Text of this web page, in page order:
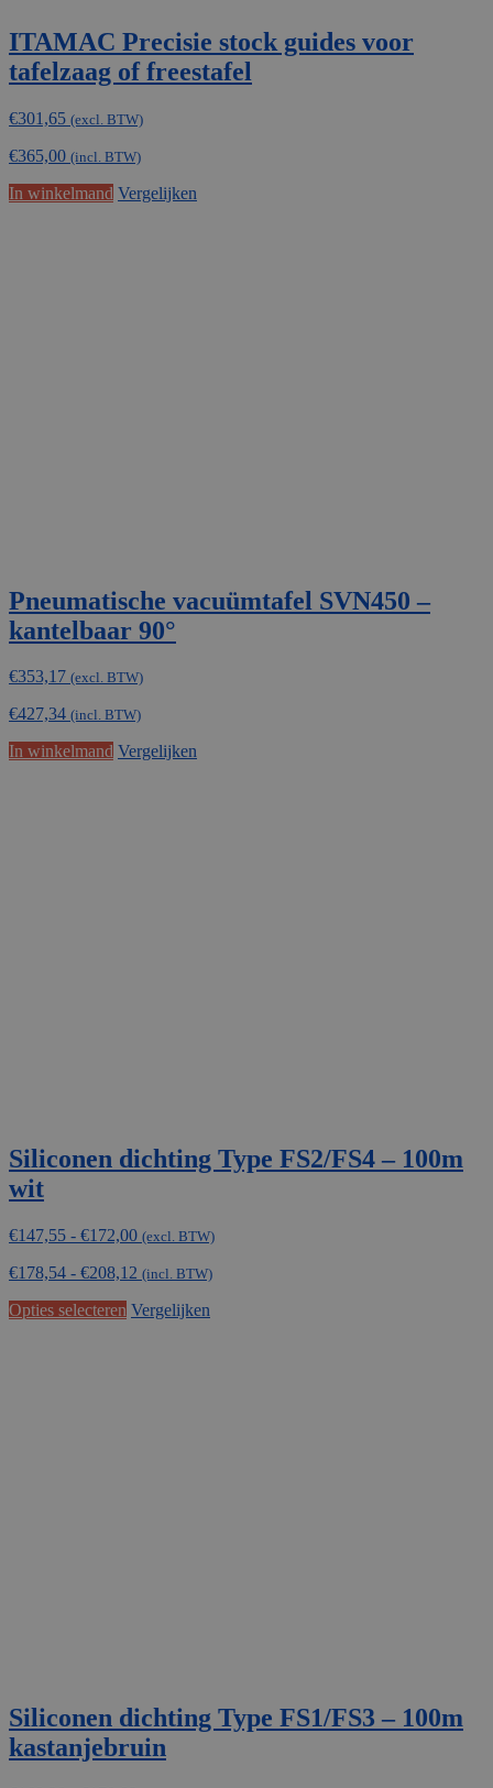
ITAMAC Precisie stock guides voor
tafelzaag of freestafel
€301,65 (excl. BTW)
€365,00 (incl. BTW)
In winkelmand Vergelijken
Pneumatische vacuümtafel SVN450 –
kantelbaar 90°
€353,17 (excl. BTW)
€427,34 (incl. BTW)
In winkelmand Vergelijken
Siliconen dichting Type FS2/FS4 – 100m
wit
€147,55 - €172,00Prijsklasse:
tot
(excl. BTW)
€178,54 - €208,12 (incl. BTW)
Opties selecteren Dit
Vergelijken
Siliconen dichting Type FS1/FS3 – 100m
kastanjebruin